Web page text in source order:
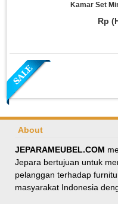
Kamar Set
Rp
Meja Makan
Rp
About
JEPARAMEUBEL.COM
Jepara bertujuan untuk
pelanggan terhadap
masyarakat Indonesia